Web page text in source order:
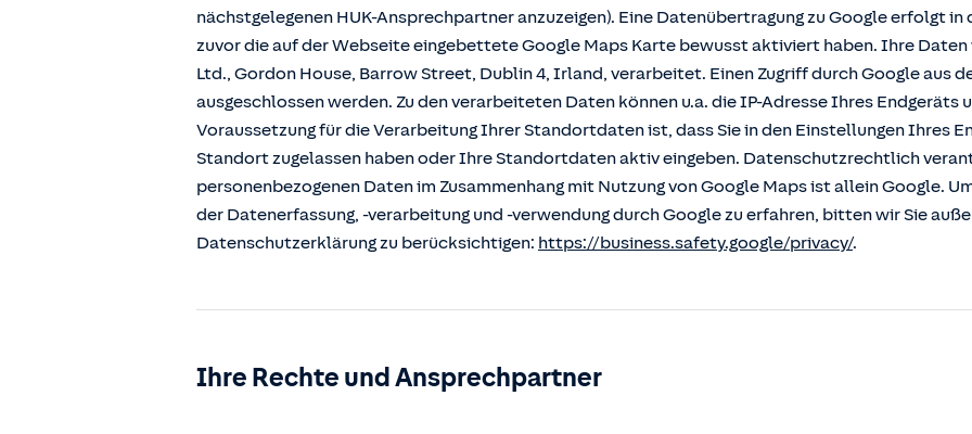
nächstgelegenen HUK-Ansprechpartner anzuzeigen). Eine Datenübertragung zu Google erfolgt in
zuvor die auf der Webseite eingebettete Google Maps Karte bewusst aktiviert haben. Ihre
Ltd., Gordon House, Barrow Street, Dublin 4, Irland, verarbeitet. Einen Zugriff durch Google aus
ausgeschlossen werden. Zu den verarbeiteten Daten können u.a. die IP-Adresse Ihres
Voraussetzung für die Verarbeitung Ihrer Standortdaten ist, dass Sie in den Einstellungen Ihres
Standort zugelassen haben oder Ihre Standortdaten aktiv eingeben. Datenschutzrechtlich
personenbezogenen Daten im Zusammenhang mit Nutzung von Google Maps ist allein Google.
der Datenerfassung, -verarbeitung und -verwendung durch Google zu erfahren, bitten wir Sie
Datenschutzerklärung zu berücksichtigen: https://business.safety.google/privacy/.
Ihre Rechte und Ansprechpartner